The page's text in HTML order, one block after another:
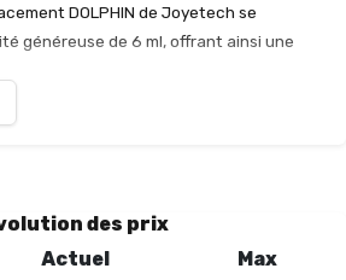
DOLPHIN de Joyetech se
généreuse de 6 ml, offrant ainsi une
spécifiquement pour le kit Atopack
assure une compatibilité optimale,
d’adapter leur expérience de vape
qui souhaitent explorer différentes
des prix
Actuel
Max